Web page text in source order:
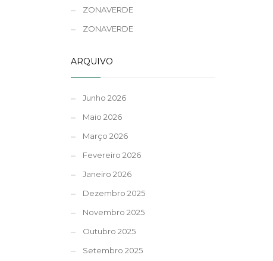
ZONAVERDE
ZONAVERDE
ARQUIVO
Junho 2026
Maio 2026
Março 2026
Fevereiro 2026
Janeiro 2026
Dezembro 2025
Novembro 2025
Outubro 2025
Setembro 2025